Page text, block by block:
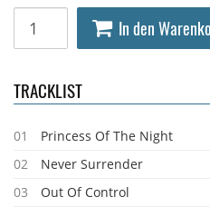
In den
TRACKLIST
01
Princess Of The Night
02
Never Surrender
03
Out Of Control